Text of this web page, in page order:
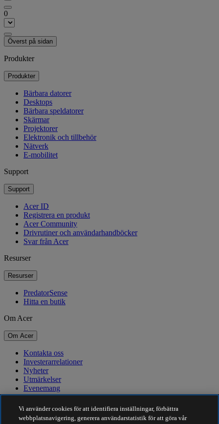
0
Överst på sidan
Produkter
Produkter
Bärbara datorer
Desktops
Bärbara speldatorer
Skärmar
Projektorer
Elektronik och tillbehör
Nätverk
E-mobilitet
Support
Support
Acer ID
Registrera en produkt
Acer Community
Drivrutiner och användarhandböcker
Svar från Acer
Resurser
Resurser
PredatorSense
Hitta en butik
Om Acer
Om Acer
Kontakta oss
Investerarrelationer
Nyheter
Utmärkelser
Evenemang
Hållbarhet
Hållbarhet
Vi använder cookies för att identifiera inställningar, förbättra
webbplatsnavigering, generera användarstatistik för att göra vår